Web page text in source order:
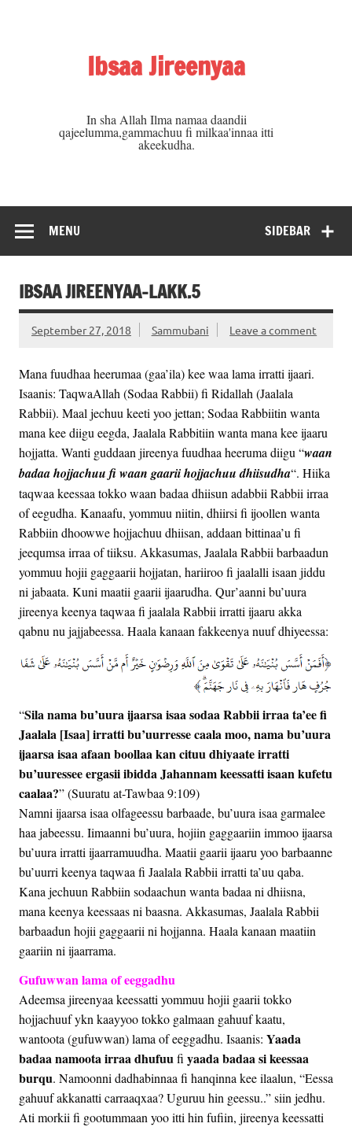
Ibsaa Jireenyaa
In sha Allah Ilma namaa daandii
qajeelumma,gammachuu fi milkaa'innaa itti
akeekudha.
SIDEBAR
MENU
IBSAA JIREENYAA-LAKK.5
September 27, 2018 Sammubani Leave a comment
Mana fuudhaa heerumaa (gaa’ila) kee waa lama irratti ijaari.
Isaanis: TaqwaAllah (Sodaa Rabbii) fi Ridallah (Jaalala
Rabbii). Maal jechuu keeti yoo jettan; Sodaa Rabbiitin wanta
mana kee diigu eegda, Jaalala Rabbitiin wanta mana kee ijaaru
hojjatta. Wanti guddaan jireenya fuudhaa heeruma diigu “waan
badaa hojjachuu fi waan gaarii hojjachuu dhiisudha“. Hiika
taqwaa keessaa tokko waan badaa dhiisun adabbii Rabbii irraa
of eegudha. Kanaafu, yommuu niitin, dhiirsi fi ijoollen wanta
Rabbiin dhoowwe hojjachuu dhiisan, addaan bittinaa’u fi
jeequmsa irraa of tiiksu. Akkasumas, Jaalala Rabbii barbaadun
yommuu hojii gaggaarii hojjatan, hariiroo fi jaalalli isaan jiddu
ni jabaata. Kuni maatii gaarii ijaarudha. Qur’aanni bu’uura
jireenya keenya taqwaa fi jaalala Rabbii irratti ijaaru akka
qabnu nu jajjabeessa. Haala kanaan fakkeenya nuuf dhiyeessa:
“Sila nama bu’uura ijaarsa isaa sodaa Rabbii irraa ta’ee fi
Jaalala [Isaa] irratti bu’uurresse caala moo, nama bu’uura
ijaarsa isaa afaan boollaa kan cituu dhiyaate irratti
bu’uuressee ergasii ibidda Jahannam keessatti isaan kufetu
caalaa?” (Suuratu at-Tawbaa 9:109)
Namni ijaarsa isaa olfageessu barbaade, bu’uura isaa garmalee
haa jabeessu. Iimaanni bu’uura, hojiin gaggaariin immoo ijaarsa
bu’uura irratti ijaarramuudha. Maatii gaarii ijaaru yoo barbaanne
bu’uurri keenya taqwaa fi Jaalala Rabbii irratti ta’uu qaba.
Kana jechuun Rabbiin sodaachun wanta badaa ni dhiisna,
mana keenya keessaas ni baasna. Akkasumas, Jaalala Rabbii
barbaadun hojii gaggaarii ni hojjanna. Haala kanaan maatiin
gaariin ni ijaarrama.
Gufuwwan lama of eeggadhu
Adeemsa jireenyaa keessatti yommuu hojii gaarii tokko
hojjachuuf ykn kaayyoo tokko galmaan gahuuf kaatu,
wantoota (gufuwwan) lama of eeggadhu. Isaanis: Yaada
badaa namoota irraa dhufuufi yaada badaa si keessaa
burqu. Namoonni dadhabinnaa fi hanqinna kee ilaalun, “Eessa
gahuuf akkanatti carraaqxaa? Uguruu hin geessu..” siin jedhu.
Ati morkii fi gootummaan yoo itti hin fufiin, jireenya keessatti